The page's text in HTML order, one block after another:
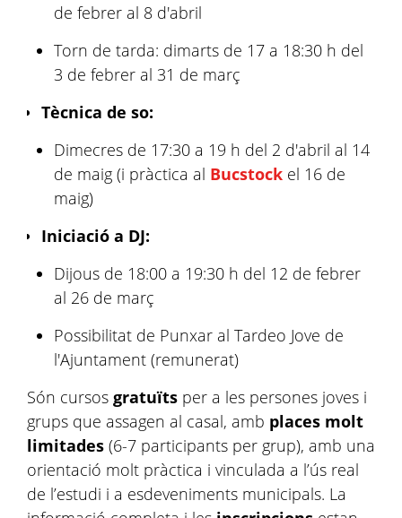
de febrer al 8 d'abril
Torn de tarda: dimarts de 17 a 18:30 h del
3 de febrer al 31 de març​
Tècnica de so:
Dimecres de 17:30 a 19 h del 2 d'abril al 14
de maig (i pràctica al Bucstock el 16 de
maig)
​Iniciació a DJ:
Dijous de 18:00 a 19:30 h del 12 de febrer
al 26 de març
Possibilitat de Punxar al Tardeo Jove de
l'Ajuntament (remunerat)
Són cursos gratuïts per a les persones joves i
grups que assagen al casal, amb places molt
limitades (6-7 participants per grup), amb una
orientació molt pràctica i vinculada a l’ús real
de l’estudi i a esdeveniments municipals. La